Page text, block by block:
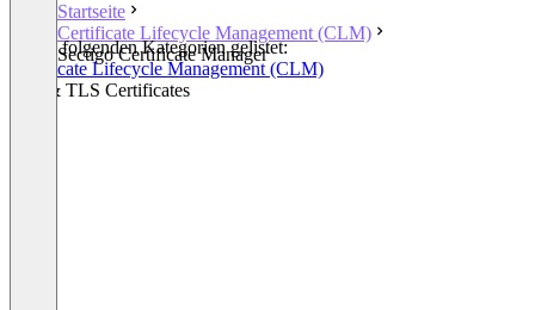
Startseite
Certificate Lifecycle Management (CLM)
Sectigo Certificate Manager
In den folgenden Kategorien gelistet:
Certificate Lifecycle Management (CLM)
SSL & TLS Certificates